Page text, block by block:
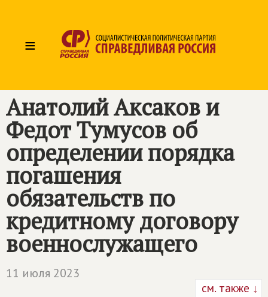
≡
Анатолий Аксаков и
Федот Тумусов об
определении порядка
погашения
обязательств по
кредитному договору
военнослужащего
11 июля 2023
см. также ↓